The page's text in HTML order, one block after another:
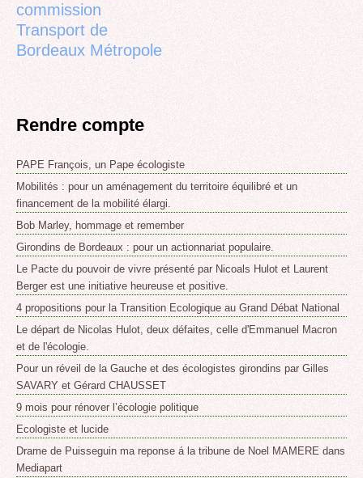
commission
Transport de
Bordeaux Métropole
Rendre compte
PAPE François, un Pape écologiste
Mobilités : pour un aménagement du territoire équilibré et un
financement de la mobilité élargi.
Bob Marley, hommage et remember
Girondins de Bordeaux : pour un actionnariat populaire.
Le Pacte du pouvoir de vivre présenté par Nicoals Hulot et Laurent
Berger est une initiative heureuse et positive.
4 propositions pour la Transition Ecologique au Grand Débat National
Le départ de Nicolas Hulot, deux défaites, celle d'Emmanuel Macron
et de l'écologie.
Pour un réveil de la Gauche et des écologistes girondins par Gilles
SAVARY et Gérard CHAUSSET
9 mois pour rénover l’écologie politique
Ecologiste et lucide
Drame de Puisseguin ma reponse á la tribune de Noel MAMERE dans
Mediapart